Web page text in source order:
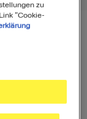
zu
"Cookie-